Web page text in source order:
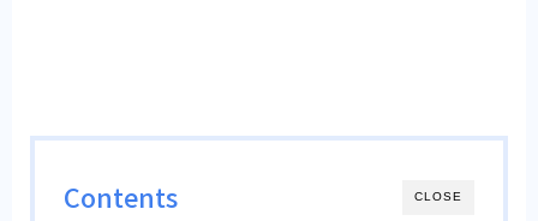
CLOSE
Contents